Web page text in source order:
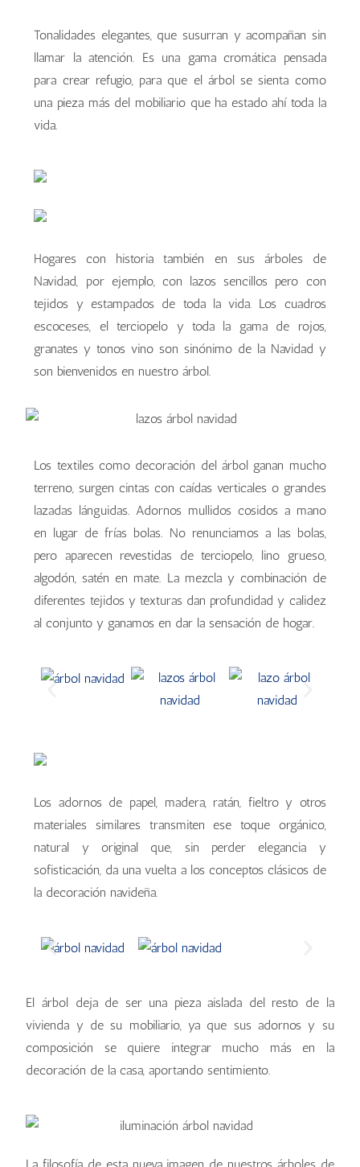
Tonalidades elegantes, que susurran y acompañan sin
llamar la atención. Es una gama cromática pensada
para crear refugio, para que el árbol se sienta como
una pieza más del mobiliario que ha estado ahí toda la
vida.
Hogares con historia también en sus árboles de
Navidad, por ejemplo, con lazos sencillos pero con
tejidos y estampados de toda la vida. Los cuadros
escoceses, el terciopelo y toda la gama de rojos,
granates y tonos vino son sinónimo de la Navidad y
son bienvenidos en nuestro árbol.
Los textiles como decoración del árbol ganan mucho
terreno, surgen cintas con caídas verticales o grandes
lazadas lánguidas. Adornos mullidos cosidos a mano
en lugar de frías bolas. No renunciamos a las bolas,
pero aparecen revestidas de terciopelo, lino grueso,
algodón, satén en mate. La mezcla y combinación de
diferentes tejidos y texturas dan profundidad y calidez
al conjunto y ganamos en dar la sensación de hogar.
Los adornos de papel, madera, ratán, fieltro y otros
materiales similares transmiten ese toque orgánico,
natural y original que, sin perder elegancia y
sofisticación, da una vuelta a los conceptos clásicos de
la decoración navideña.
El árbol deja de ser una pieza aislada del resto de la
vivienda y de su mobiliario, ya que sus adornos y su
composición se quiere integrar mucho más en la
decoración de la casa, aportando sentimiento.